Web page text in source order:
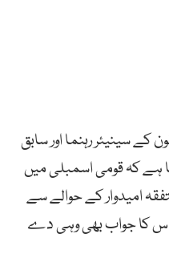
کے سینیئر رہنما اور سابق
کہا ہے کہ قومی اسمبلی میں
امیدوار کے حوالے سے
اس کا جواب بھی وہی دے